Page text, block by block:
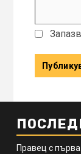
Правец с